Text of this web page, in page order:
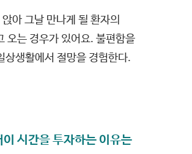
아 그날 만나게 될 환자의
오는 경우가 있어요. 불편함을
상생활에서 절망을 경험한다.
시간을 투자하는 이유는